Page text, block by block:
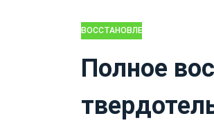
ВОССТАНОВЛЕНИЕ
Полное